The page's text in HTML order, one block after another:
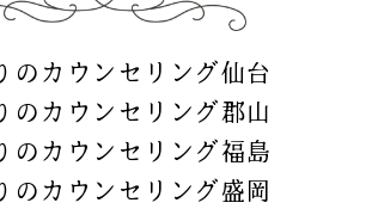
のカウンセリング仙台
のカウンセリング郡山
のカウンセリング福島
のカウンセリング盛岡